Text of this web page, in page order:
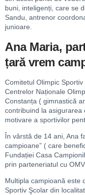
buni, inteligenți, care se
Sandu, antrenor
junioare.
Ana Maria,
țară vrem
Comitetul Olimpic
Centrelor Naționale
Constanța ( gimnastică
contribuind la asigurarea
motivare a sportivilor
În vârstă de 14 ani, Ana
campioane” ( care
Fundației Casa
prin parteneriatul cu OMV
Multipla campioană este
Sportiv Şcolar din